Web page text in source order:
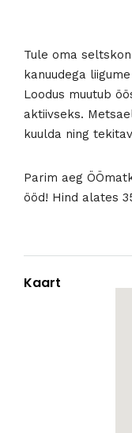
Tule oma
kanuudega
Loodus muutub
aktiivseks.
kuulda ning
Parim aeg
ööd! Hind alates
Kaart